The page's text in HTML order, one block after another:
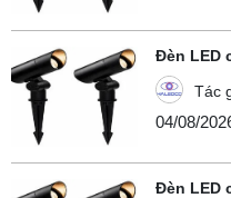
Đèn LED
Tác
04/08/
Đèn LED